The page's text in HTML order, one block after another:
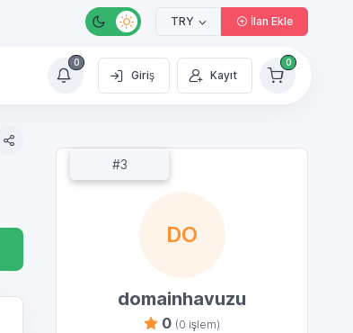
TRY İlan Ekle
0
Giriş Kayıt
0
#3
DO
domainhavuzu
0 (0 işlem)